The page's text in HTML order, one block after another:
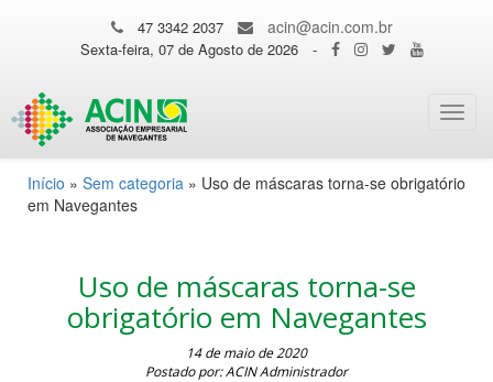
47 3342 2037 acin@acin.com.br
Sexta-feira, 07 de Agosto de 2026 -
Início » Sem categoria » Uso de máscaras torna-se obrigatório
em Navegantes
Uso de máscaras torna-se
obrigatório em Navegantes
14 de maio de 2020
Postado por: ACIN Administrador